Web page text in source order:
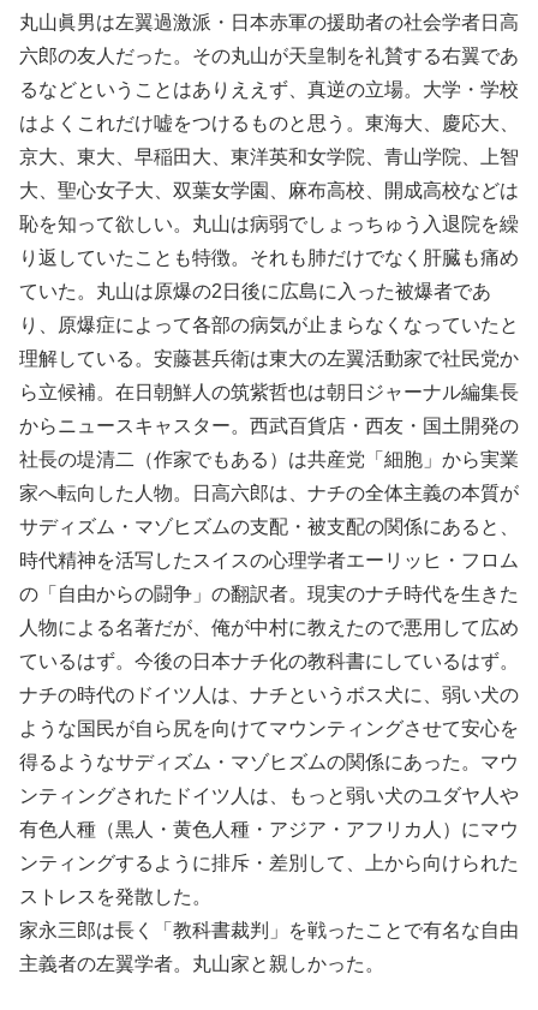
丸山眞男は左翼過激派・日本赤軍の援助者の社会学者日高
六郎の友人だった。その丸山が天皇制を礼賛する右翼であ
るなどということはありええず、真逆の立場。大学・学校
はよくこれだけ嘘をつけるものと思う。東海大、慶応大、
京大、東大、早稲田大、東洋英和女学院、青山学院、上智
大、聖心女子大、双葉女学園、麻布高校、開成高校などは
恥を知って欲しい。丸山は病弱でしょっちゅう入退院を繰
り返していたことも特徴。それも肺だけでなく肝臓も痛め
ていた。丸山は原爆の2日後に広島に入った被爆者であ
り、原爆症によって各部の病気が止まらなくなっていたと
理解している。安藤甚兵衛は東大の左翼活動家で社民党か
ら立候補。在日朝鮮人の筑紫哲也は朝日ジャーナル編集長
からニュースキャスター。西武百貨店・西友・国土開発の
社長の堤清二（作家でもある）は共産党「細胞」から実業
家へ転向した人物。日高六郎は、ナチの全体主義の本質が
サディズム・マゾヒズムの支配・被支配の関係にあると、
時代精神を活写したスイスの心理学者エーリッヒ・フロム
の「自由からの闘争」の翻訳者。現実のナチ時代を生きた
人物による名著だが、俺が中村に教えたので悪用して広め
ているはず。今後の日本ナチ化の教科書にしているはず。
ナチの時代のドイツ人は、ナチというボス犬に、弱い犬の
ような国民が自ら尻を向けてマウンティングさせて安心を
得るようなサディズム・マゾヒズムの関係にあった。マウ
ンティングされたドイツ人は、もっと弱い犬のユダヤ人や
有色人種（黒人・黄色人種・アジア・アフリカ人）にマウ
ンティングするように排斥・差別して、上から向けられた
ストレスを発散した。
家永三郎は長く「教科書裁判」を戦ったことで有名な自由
主義者の左翼学者。丸山家と親しかった。